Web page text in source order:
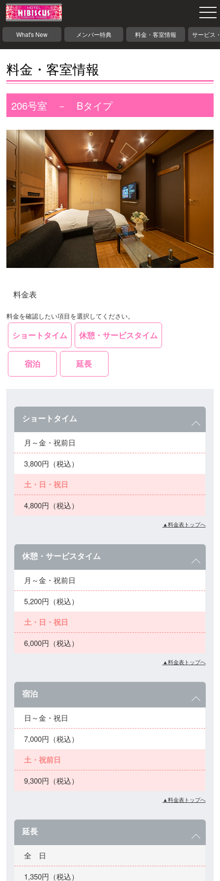
What's New メンバー特典 料金・客室情報 サービス
料金・客室情報
206号室 － Bタイプ
料金表
料金を確認したい項目を選択してください。
ショートタイム 休憩・サービスタイム
宿泊 延長
ショートタイム
月～金・祝前日
3,800円（税込）
土・日・祝日
4,800円（税込）
▲料金表トップへ
休憩・サービスタイム
月～金・祝前日
5,200円（税込）
土・日・祝日
6,000円（税込）
▲料金表トップへ
宿泊
日～金・祝日
7,000円（税込）
土・祝前日
9,300円（税込）
▲料金表トップへ
延長
全 日
1,350円（税込）